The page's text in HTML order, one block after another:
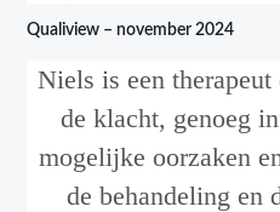
Qualiview – november 2024
Niels is een
de klacht, genoeg
mogelijke oorzaken
de behandeling en